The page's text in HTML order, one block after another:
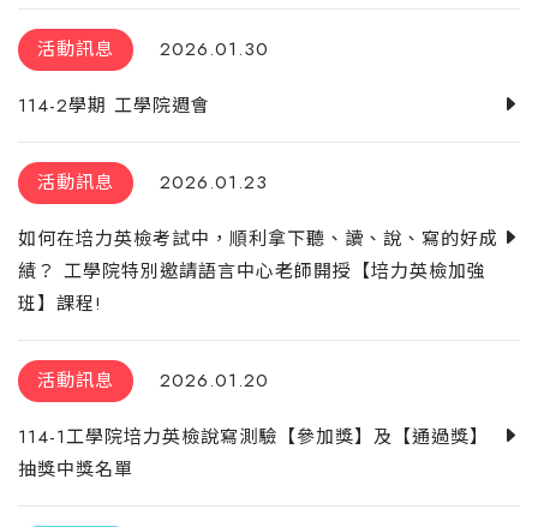
活動訊息 2026.01.30
114-2學期 工學院週會
活動訊息 2026.01.23
如何在培力英檢考試中，順利拿下聽、讀、說、寫的好成
績？ 工學院特別邀請語言中心老師開授【培力英檢加強
班】課程!
活動訊息 2026.01.20
114-1工學院培力英檢說寫測驗【參加獎】及【通過獎】
抽獎中獎名單